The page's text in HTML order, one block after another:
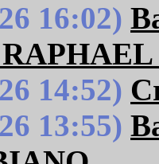
16:02)
14:52)
13:55)